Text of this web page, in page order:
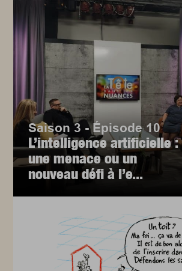
Saison 3 - Épisode 10
L’intelligence artificielle :
une menace ou un
nouveau défi à l’e...